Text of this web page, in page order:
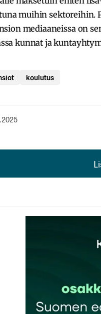
muihin sektoreihin.
mediaaneissa on
kunnat ja
koulutus